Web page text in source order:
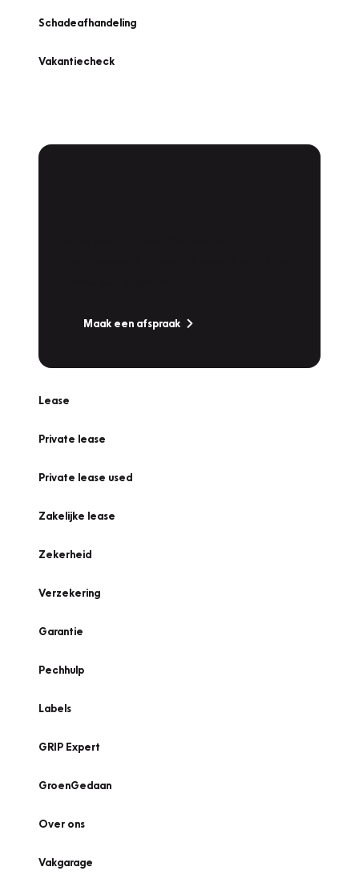
Schadeafhandeling
Vakantiecheck
Maak een afspraak
Lease
Private lease
Private lease used
Zakelijke lease
Zekerheid
Verzekering
Garantie
Pechhulp
Labels
GRIP Expert
GroenGedaan
Over ons
Vakgarage